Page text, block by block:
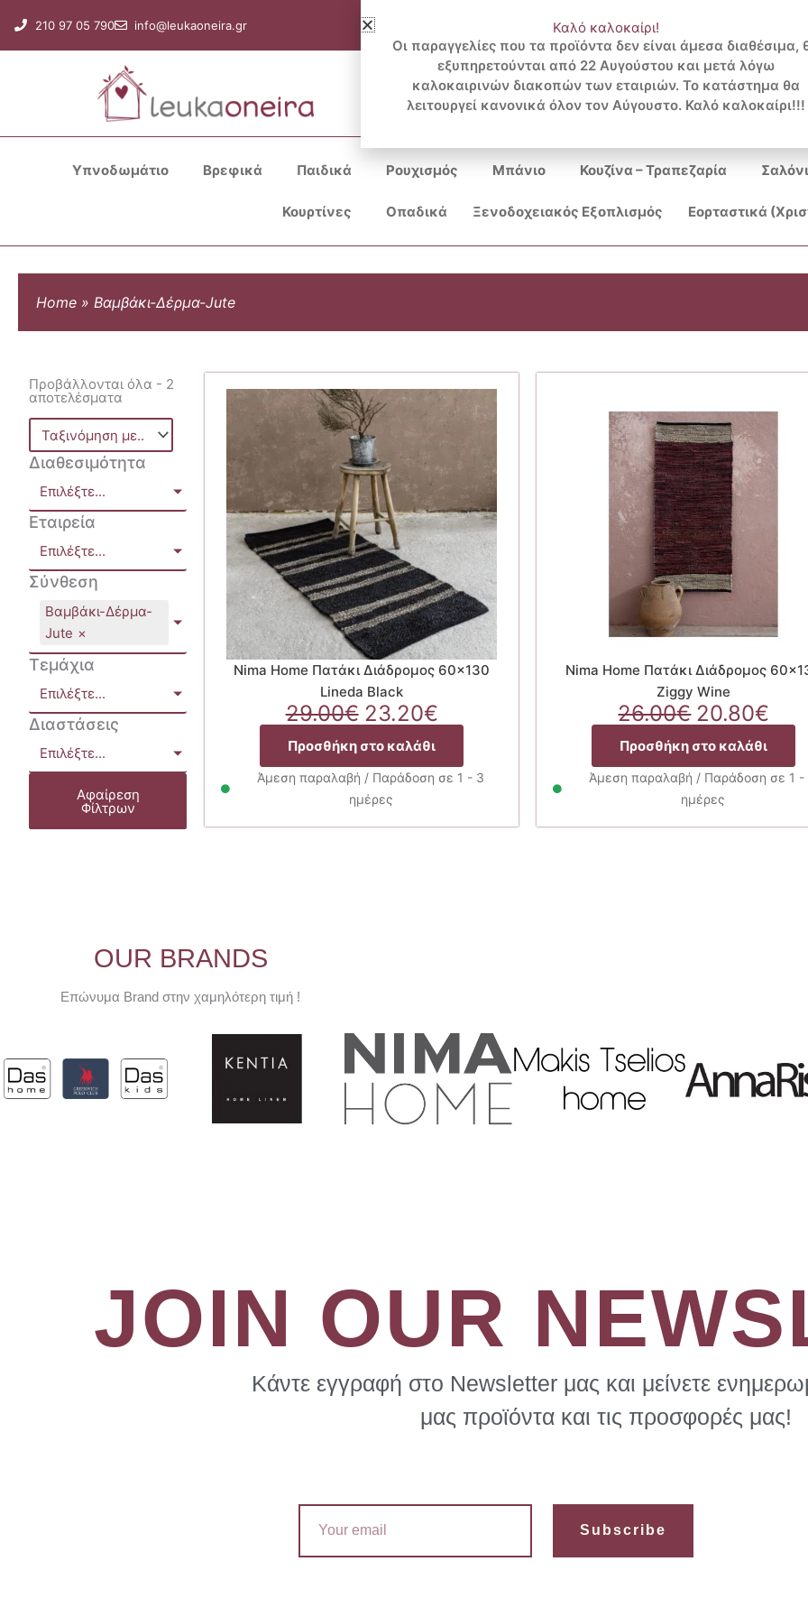
στο
περιεχόμενο
210 97 05 790 info@leukaoneira.gr
Search
...
Υπνοδωμάτιο Βρεφικά Παιδικά Ρουχισμός Μπάνιο Κουζίνα – Τραπεζαρία Σαλόνι
Κουρτίνες Οπαδικά Ξενοδοχειακός Εξοπλισμός Εορταστικά
Home » Βαμβάκι-Δέρμα-Jute
Προβάλλονται όλα - 2
αποτελέσματα
Διαθεσιμότητα
Επιλέξτε...
Εταιρεία
Επιλέξτε...
Σύνθεση
Βαμβάκι-Δέρμα-
Jute ×
Τεμάχια
Επιλέξτε...
Διαστάσεις
Επιλέξτε...
Αφαίρεση
Φίλτρων
Nima Home Πατάκι Διάδρομος 60×130
Lineda Black
29.00€ Original
price
was:
29.00€.
23.20€Η
τρέχουσα
είναι:
Προσθήκη στο καλάθι
Άμεση παραλαβή / Παράδοση σε 1 - 3
ημέρες
Nima Home Πατάκι Διάδρομος
Ziggy Wine
26.00€ Original
price
was:
26.00€.
20.80€
Προσθήκη στο καλάθι
Άμεση παραλαβή / Παράδοση σε 1 -
ημέρες
OUR BRANDS
Επώνυμα Brand στην χαμηλότερη τιμή !
JOIN OUR
Κάντε εγγραφή στο Newsletter μας και μείνετε
μας προϊόντα και τις προσφορές μας!
Subscribe
Καλό καλοκαίρι!
Οι παραγγελίες που τα προϊόντα δεν είναι άμεσα διαθέσιμα,
εξυπηρετούνται από 22 Αυγούστου και μετά λόγω
καλοκαιρινών διακοπών των εταιριών. Το κατάστημα θα
λειτουργεί κανονικά όλον τον Αύγουστο. Καλό καλοκαίρι!!!